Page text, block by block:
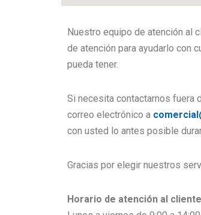
Nuestro equipo de atención al
de atención para ayudarlo con
pueda tener.
Si necesita contactarnos fuera
correo electrónico a
con usted lo antes posible
Gracias por elegir nuestros
Horario de atención al